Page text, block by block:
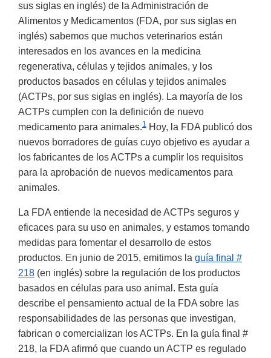
sus siglas en inglés) de la Administración de
Alimentos y Medicamentos (FDA, por sus siglas en
inglés) sabemos que muchos veterinarios están
interesados en los avances en la medicina
regenerativa, células y tejidos animales, y los
productos basados en células y tejidos animales
(ACTPs, por sus siglas en inglés). La mayoría de los
ACTPs cumplen con la definición de nuevo
medicamento para animales.1 Hoy, la FDA publicó dos
nuevos borradores de guías cuyo objetivo es ayudar a
los fabricantes de los ACTPs a cumplir los requisitos
para la aprobación de nuevos medicamentos para
animales.
La FDA entiende la necesidad de ACTPs seguros y
eficaces para su uso en animales, y estamos tomando
medidas para fomentar el desarrollo de estos
productos. En junio de 2015, emitimos la guía final #
218 (en inglés) sobre la regulación de los productos
basados en células para uso animal. Esta guía
describe el pensamiento actual de la FDA sobre las
responsabilidades de las personas que investigan,
fabrican o comercializan los ACTPs. En la guía final #
218, la FDA afirmó que cuando un ACTP es regulado